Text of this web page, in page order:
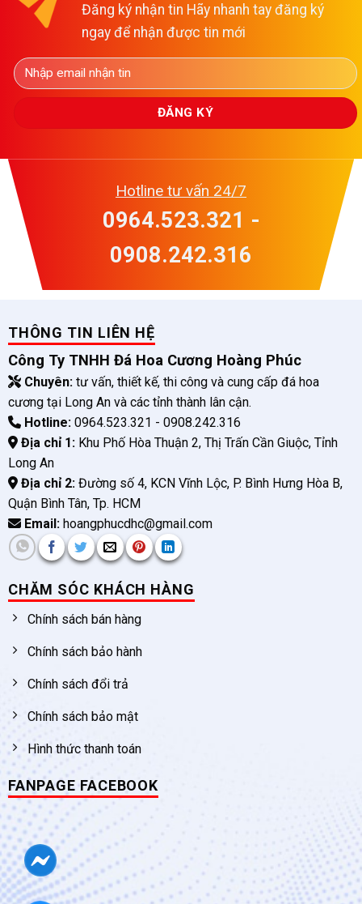
Đăng ký nhận tin Hãy nhanh tay đăng ký
ngay để nhận được tin mới
Hotline tư vấn 24/7
0964.523.321 -
0908.242.316
THÔNG TIN LIÊN HỆ
Công Ty TNHH Đá Hoa Cương Hoàng Phúc
Chuyên:tư vấn, thiết kế, thi công và cung cấp đá hoa
cương tại Long An và các tỉnh thành lân cận.
Hotline:0964.523.321 - 0908.242.316
Địa chỉ 1:Khu Phố Hòa Thuận 2, Thị Trấn Cần Giuộc, Tỉnh
Long An
Địa chỉ 2:Đường số 4, KCN Vĩnh Lộc, P. Bình Hưng Hòa B,
Quận Bình Tân, Tp. HCM
Email:hoangphucdhc@gmail.com
CHĂM SÓC KHÁCH HÀNG
Chính sách bán hàng
Chính sách bảo hành
Chính sách đổi trả
Chính sách bảo mật
Hình thức thanh toán
FANPAGE FACEBOOK